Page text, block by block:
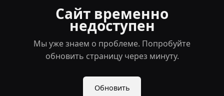
Сайт временно
недоступен
Мы уже знаем о проблеме. Попробуйте
обновить страницу через минуту.
Обновить